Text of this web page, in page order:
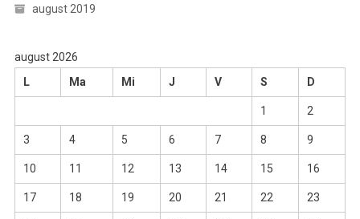
august 2019
august 2026
L
Ma Mi J V S D
1 2
3 4 5 6 7 8 9
10 11 12 13 14 15 16
17 18 19 20 21 22 23